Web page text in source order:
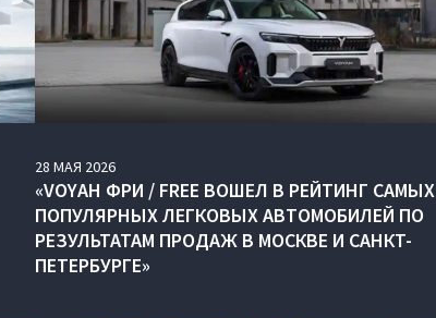
28 МАЯ 2026
«VOYAH ФРИ / FREE ВОШЕЛ В РЕЙТИНГ САМЫХ
ПОПУЛЯРНЫХ ЛЕГКОВЫХ АВТОМОБИЛЕЙ ПО
РЕЗУЛЬТАТАМ ПРОДАЖ В МОСКВЕ И САНКТ-
ПЕТЕРБУРГЕ»